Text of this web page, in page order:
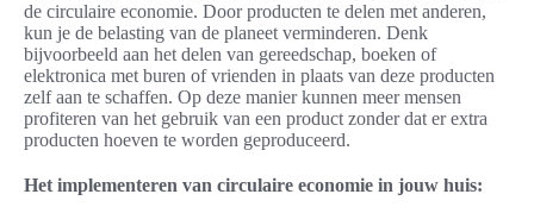
de circulaire economie. Door producten te delen met anderen,
kun je de belasting van de planeet verminderen. Denk
bijvoorbeeld aan het delen van gereedschap, boeken of
elektronica met buren of vrienden in plaats van deze producten
zelf aan te schaffen. Op deze manier kunnen meer mensen
profiteren van het gebruik van een product zonder dat er extra
producten hoeven te worden geproduceerd.
Het implementeren van circulaire economie in jouw huis: